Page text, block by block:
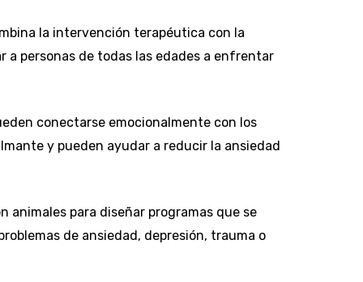
la intervención terapéutica con la
a personas de todas las edades a enfrentar
conectarse emocionalmente con los
y pueden ayudar a reducir la ansiedad
animales para diseñar programas que se
de ansiedad, depresión, trauma o